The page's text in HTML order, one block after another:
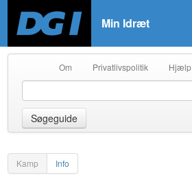
Min Idræt
Om Privatlivspolitik Hjælp
Søgeguide
Kamp Info